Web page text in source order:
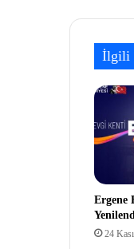
İlgili
Ergene
24